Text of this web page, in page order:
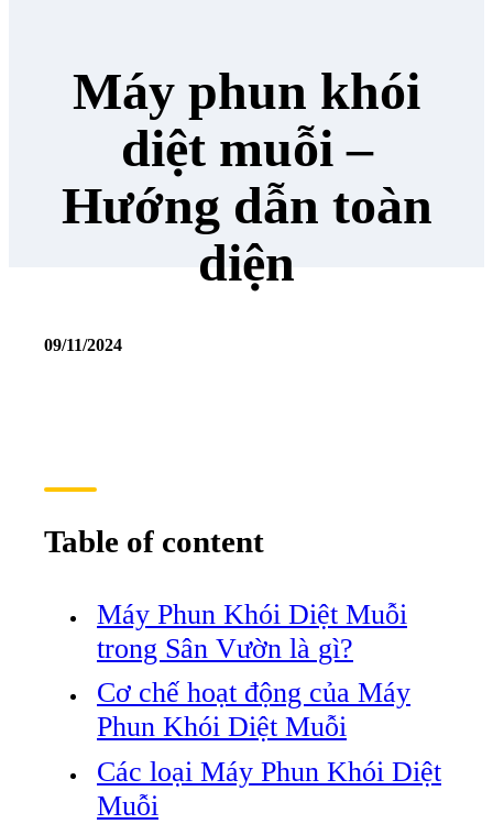
Máy phun khói
diệt muỗi –
Hướng dẫn toàn
diện
09/11/2024
Table of content
Máy Phun Khói Diệt Muỗi
trong Sân Vườn là gì?
Cơ chế hoạt động của Máy
Phun Khói Diệt Muỗi
Các loại Máy Phun Khói Diệt
Muỗi